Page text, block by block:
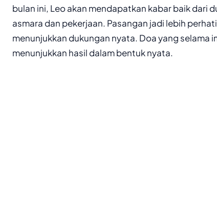
bulan ini, Leo akan mendapatkan kabar baik dari
asmara dan pekerjaan. Pasangan jadi lebih
menunjukkan dukungan nyata. Doa yang selama
menunjukkan hasil dalam bentuk nyata.